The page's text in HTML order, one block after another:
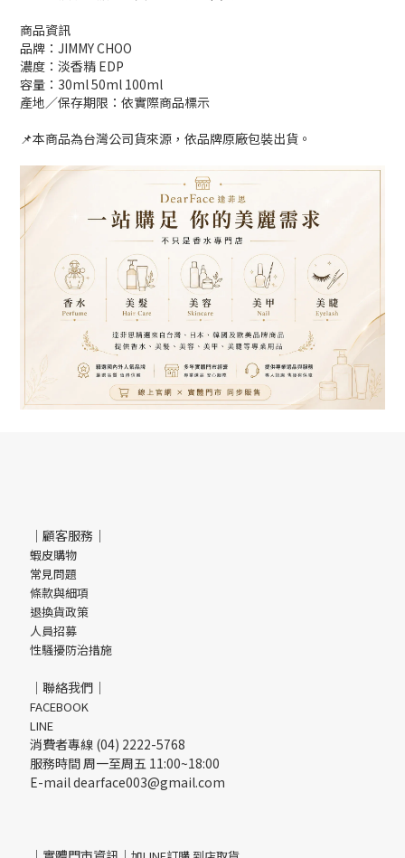
商品資訊
品牌：JIMMY CHOO
濃度：淡香精 EDP
容量：30ml 50ml 100ml
產地／保存期限：依實際商品標示
📌本商品為台灣公司貨來源，依品牌原廠包裝出貨。
｜顧客服務｜
蝦皮購物
常見問題
條款與細項
退換貨政策
人員招募
性騷擾防治措施
｜聯絡我們｜
FACEBOOK
LINE
消費者專線 (04) 2222-5768
服務時間 周一至周五 11:00~18:00
E-mail dearface003@gmail.com